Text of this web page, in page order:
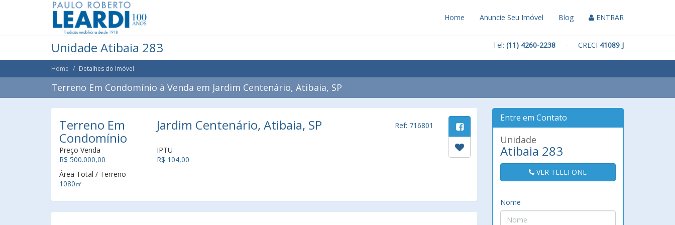
Home Anuncie Seu Imóvel Blog ENTRAR
Unidade Atibaia 283 Tel: (11) 4260-2238 - CRECI 41089 J
Home Detalhes do Imóvel
Terreno Em Condomínio à Venda em Jardim Centenário, Atibaia, SP
Terreno Em
Condomínio
Jardim Centenário, Atibaia, SP Ref: 716801
Preço Venda
R$ 500.000,00
IPTU
R$ 104,00
Área Total / Terreno
1080㎡
Entre em Contato
Unidade
Atibaia 283
VER TELEFONE
Nome